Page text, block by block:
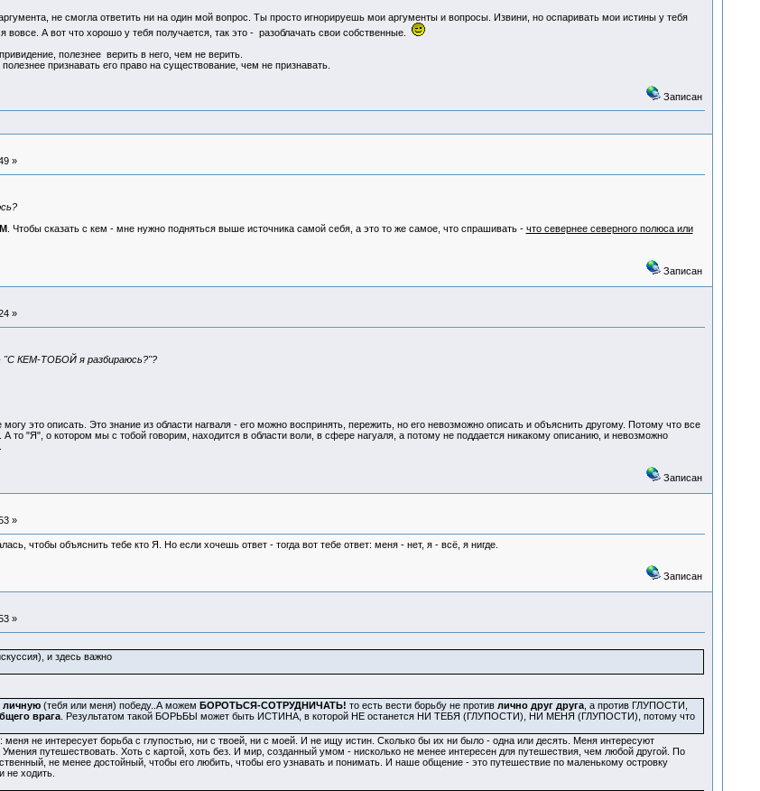
не смогла ответить ни на один мой вопрос. Ты просто игнорируешь мои аргументы и вопросы. Извини, но оспаривать мои истины у тебя
вовсе. А вот что хорошо у тебя получается, так это - разоблачать свои собственные.
полезнее верить в него, чем не верить.
признавать его право на существование, чем не признавать.
Записан
»
. Чтобы сказать с кем - мне нужно подняться выше источника самой себя, а это то же самое, что спрашивать - что севернее северного полюса или
Записан
»
"С КЕМ-ТОБОЙ я разбираюсь?"?
это описать. Это знание из области нагваля - его можно воспринять, пережить, но его невозможно описать и объяснить другому. Потому что все
то "Я", о котором мы с тобой говорим, находится в области воли, в сфере нагуаля, а потому не поддается никакому описанию, и невозможно
Записан
»
чтобы объяснить тебе кто Я. Но если хочешь ответ - тогда вот тебе ответ: меня - нет, я - всё, я нигде.
Записан
»
и здесь важно
личную(тебя или меня) победу..А можем БОРОТЬСЯ-СОТРУДНИЧАТЬ! то есть вести борьбу не против лично друг друга, а против ГЛУПОСТИ,
врага. Результатом такой БОРЬБЫ может быть ИСТИНА, в которой НЕ останется НИ ТЕБЯ (ГЛУПОСТИ), НИ МЕНЯ (ГЛУПОСТИ), потому что
не интересует борьба с глупостью, ни с твоей, ни с моей. И не ищу истин. Сколько бы их ни было - одна или десять. Меня интересуют
путешествовать. Хоть с картой, хоть без. И мир, созданный умом - нисколько не менее интересен для путешествия, чем любой другой. По
не менее достойный, чтобы его любить, чтобы его узнавать и понимать. И наше общение - это путешествие по маленькому островку
не ходить.